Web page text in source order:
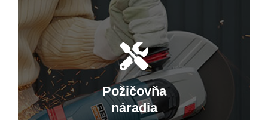
Nakupujte v Technokove
Predajňa v Hriňovej ponúka široký
sortiment ložísk, náradia, farieb a
pracovných odevov.Požičovňa
náradia